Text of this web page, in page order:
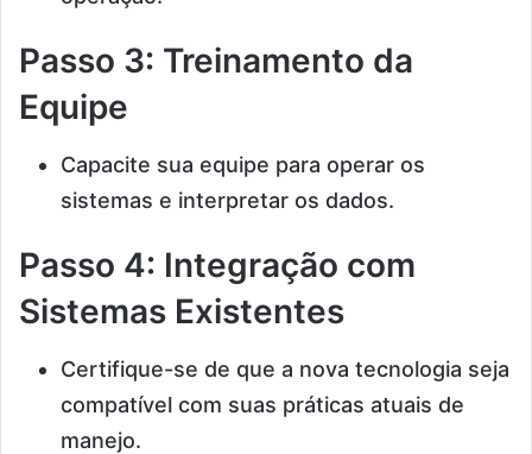
Passo 3: Treinamento da
Equipe
Capacite sua equipe para operar os
sistemas e interpretar os dados.
Passo 4: Integração com
Sistemas Existentes
Certifique-se de que a nova tecnologia seja
compatível com suas práticas atuais de
manejo.